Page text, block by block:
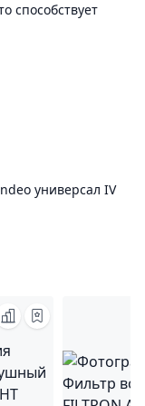
способствует
универсал IV